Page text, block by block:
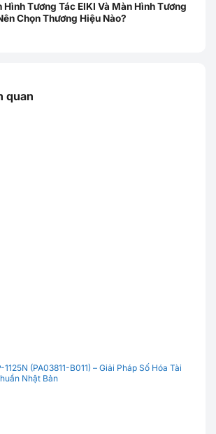
Hình Tương Tác EIKI Và Màn Hình Tương
Chọn Thương Hiệu Nào?
quan
(PA03811-B011) – Giải Pháp Số Hóa Tài
Nhật Bản